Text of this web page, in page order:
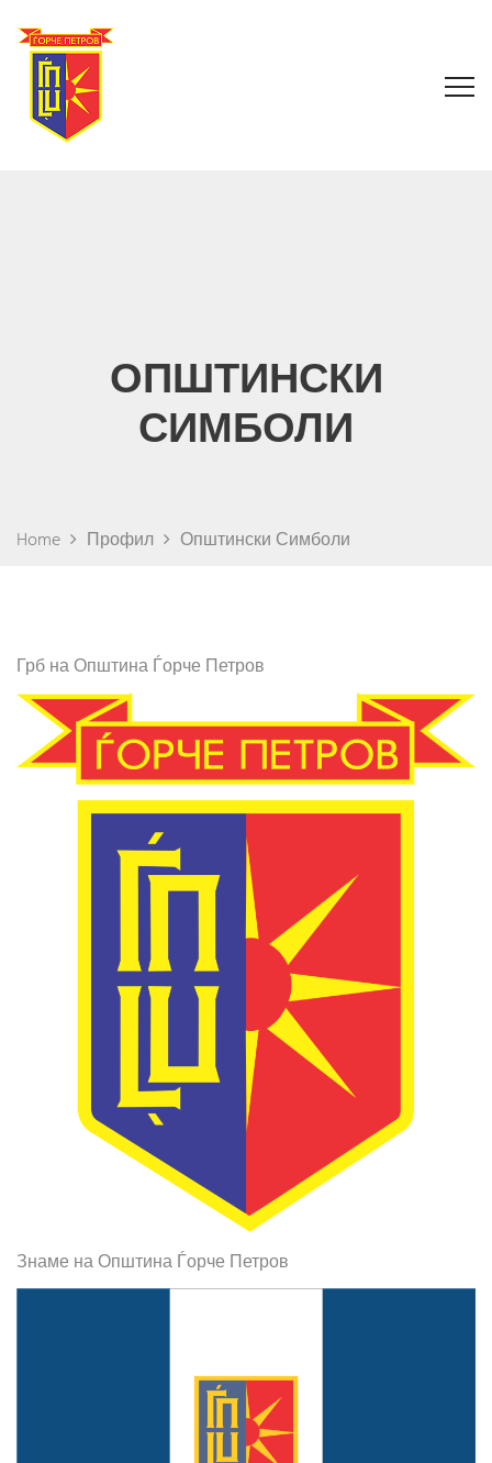
ОПШТИНСКИ
СИМБОЛИ
Home Профил Општински Симболи
Грб на Општина Ѓорче Петров
Знаме на Општина Ѓорче Петров